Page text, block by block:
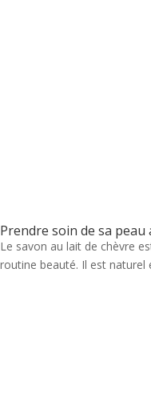
Prendre soin de sa peau
Le savon au lait de chèvre
routine beauté. Il est naturel